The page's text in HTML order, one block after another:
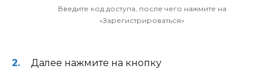
Введите код доступа, после чего нажмите на
«Зарегистрироваться»
Далее нажмите на кнопку